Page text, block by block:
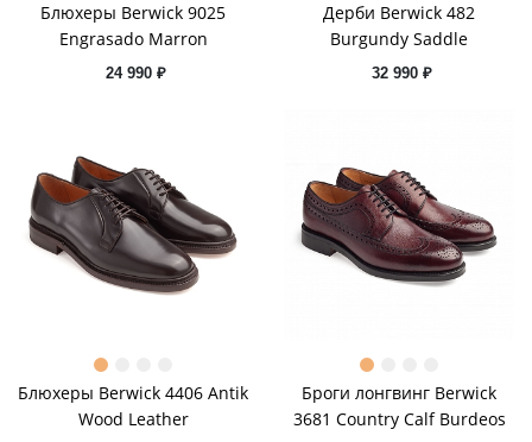
Блюхеры Berwick 9025
Engrasado Marron
24 990 ₽
Дерби Berwick 482
Burgundy Saddle
32 990 ₽
Блюхеры Berwick 4406 Antik
Wood Leather
Броги лонгвинг Berwick
3681 Country Calf Burdeos